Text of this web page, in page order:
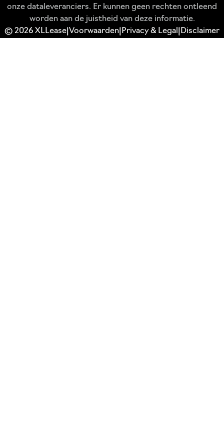
onze dataleveranciers. Er kunnen geen rechten ontleend
worden aan de juistheid van deze informatie.
© 2026 XLLease Voorwaarden Privacy & Legal Disclaimer